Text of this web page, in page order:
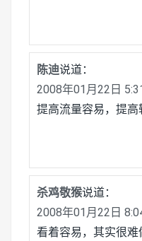
陈迪说道：
2008年01月22日
提高流量容易，提高
杀鸡敬猴说道：
2008年01月22日
看着容易，其实很难